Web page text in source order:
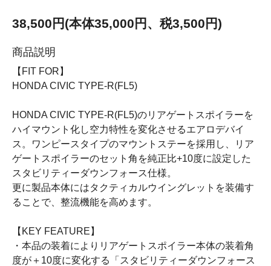
38,500円(本体35,000円、税3,500円)
商品説明
【FIT FOR】
HONDA CIVIC TYPE-R(FL5)
HONDA CIVIC TYPE-R(FL5)のリアゲートスポイラーを
ハイマウント化し空力特性を変化させるエアロデバイ
ス。ワンピースタイプのマウントステーを採用し、リア
ゲートスポイラーのセット角を純正比+10度に設定した
スタビリティーダウンフォース仕様。
更に製品本体にはタクティカルウイングレットを装備す
ることで、整流機能を高めます。
【KEY FEATURE】
・本品の装着によりリアゲートスポイラー本体の装着角
度が＋10度に変化する「スタビリティーダウンフォース